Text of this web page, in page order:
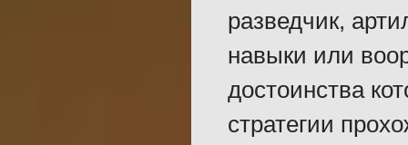
разведчик,
навыки или
достоинства
стратегии